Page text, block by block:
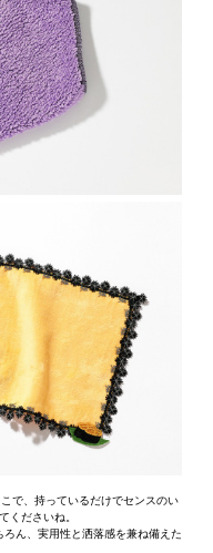
で、持っているだけでセンスのい
くださいね。
ん、実用性と洒落感を兼ね備えた